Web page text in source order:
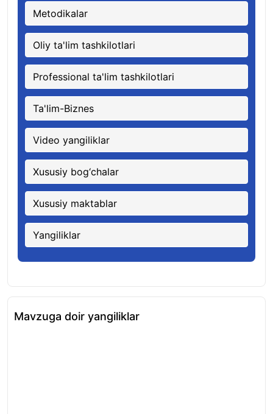
Metodikalar
Oliy ta'lim tashkilotlari
Professional ta'lim tashkilotlari
Ta'lim-Biznes
Video yangiliklar
Xususiy bog‘chalar
Xususiy maktablar
Yangiliklar
Mavzuga doir yangiliklar